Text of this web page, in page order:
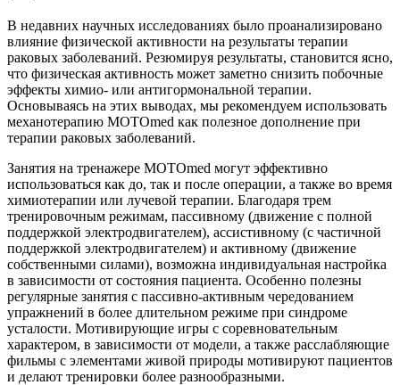
В недавних научных исследованиях было проанализировано
влияние физической активности на результаты терапии
раковых заболеваний. Резюмируя результаты, становится ясно,
что физическая активность может заметно снизить побочные
эффекты химио- или антигормональной терапии.
Основываясь на этих выводах, мы рекомендуем использовать
механотерапию MOTOmed как полезное дополнение при
терапии раковых заболеваний.
Занятия на тренажере MOTOmed могут эффективно
использоваться как до, так и после операции, а также во время
химиотерапии или лучевой терапии. Благодаря трем
тренировочным режимам, пассивному (движение с полной
поддержкой электродвигателем), ассистивному (с частичной
поддержкой электродвигателем) и активному (движение
собственными силами), возможна индивидуальная настройка
в зависимости от состояния пациента. Особенно полезны
регулярные занятия с пассивно-активным чередованием
упражнений в более длительном режиме при синдроме
усталости. Мотивирующие игры с соревновательным
характером, в зависимости от модели, а также расслабляющие
фильмы с элементами живой природы мотивируют пациентов
и делают тренировки более разнообразными.